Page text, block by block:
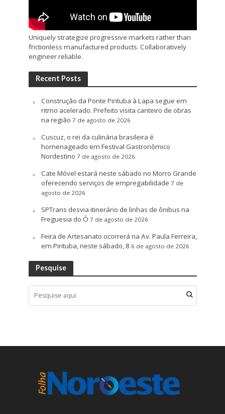
Uniquely strategize progressive markets rather than
frictionless manufactured products. Collaboratively
engineer reliable.
Recent Posts
Construção da Ponte Pirituba à Lapa segue em
ritmo acelerado. Prefeito visita canteiro de obras
na região 7 de agosto de 2026
Cuscuz, o rei da culinária brasileira é
homenageado em Festival Gastronômico
Nordestino 7 de agosto de 2026
Cate Móvel estará neste sábado no Morro Grande
oferecendo serviços de empregabilidade 7 de
agosto de 2026
SPTrans desvia itinerário de linhas de ônibus na
Freguesia do Ó 7 de agosto de 2026
Feira de Artesanato ocorrerá na Av. Paula Ferreira,
em Pirituba, neste sábado, 8 6 de agosto de 2026
Pesquise